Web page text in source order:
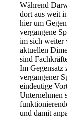
Während
dort aus weit
hier um
vergangene
im sich weiter
aktuellen
sind
Im Gegensatz
vergangener
eindeutige
Unternehmen
und damit